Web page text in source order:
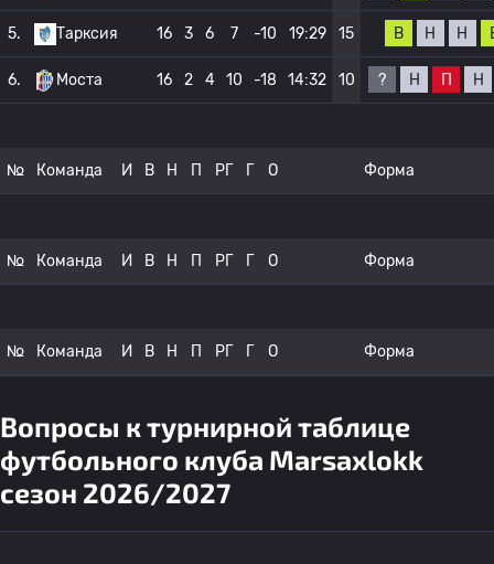
5. Тарксия 16 3 6 7 -10 19:29 15 В Н Н
6. Моста 16 2 4 10 -18 14:32 10 ? Н П Н
№ Команда И В Н П РГ Г О Форма
№ Команда И В Н П РГ Г О Форма
№ Команда И В Н П РГ Г О Форма
Вопросы к турнирной таблице
футбольного клуба Marsaxlokk
сезон 2026/2027